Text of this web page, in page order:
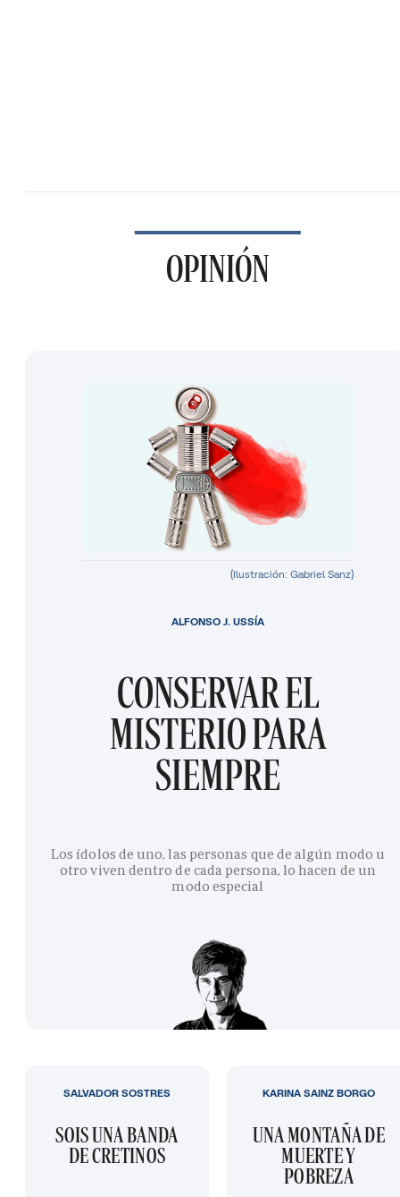
OPINIÓN
(Ilustración: Gabriel Sanz)
CONSERVAR EL
MISTERIO PARA
SIEMPRE
Los ídolos de uno, las personas que de algún modo u
otro viven dentro de cada persona, lo hacen de un
modo especial
ALFONSO J. USSÍA
SOIS UNA BANDA
DE CRETINOS
SALVADOR SOSTRES
UNA MONTAÑA DE
MUERTE Y
POBREZA
KARINA SAINZ BORGO